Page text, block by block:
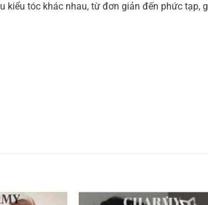
kiểu tóc khác nhau, từ đơn giản đến phức tạp,